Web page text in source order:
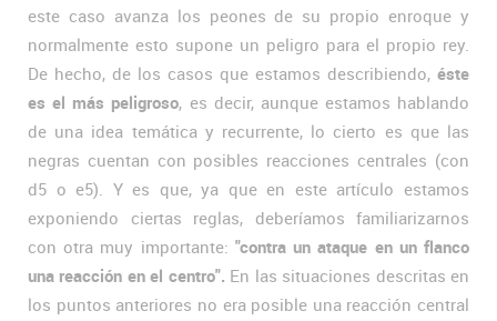
este caso avanza los peones de su propio enroque y
normalmente esto supone un peligro para el propio rey.
De hecho, de los casos que estamos describiendo, éste
es el más peligroso, es decir, aunque estamos hablando
de una idea temática y recurrente, lo cierto es que las
negras cuentan con posibles reacciones centrales (con
d5 o e5). Y es que, ya que en este artículo estamos
exponiendo ciertas reglas, deberíamos familiarizarnos
con otra muy importante: "contra un ataque en un flanco
una reacción en el centro". En las situaciones descritas en
los puntos anteriores no era posible una reacción central